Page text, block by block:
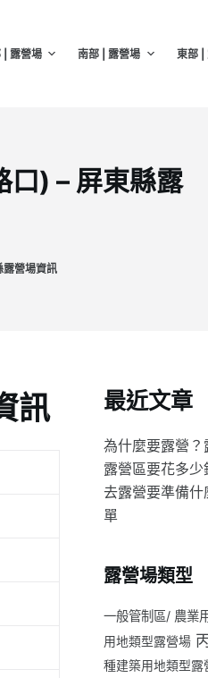
| 露營場 南部 | 露營場 東部 |
口) – 屏東縣露
營場資訊
訊 最近文章
為什麼要露營？
露營區要花多
去露營要準備
單
露營場類型
一般管制區/ 農業
用地類型露營場
種建築用地類型露